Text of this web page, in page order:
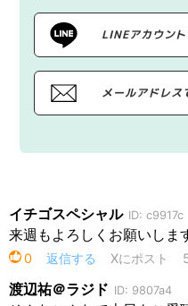
LINEアカウン
メールアドレス